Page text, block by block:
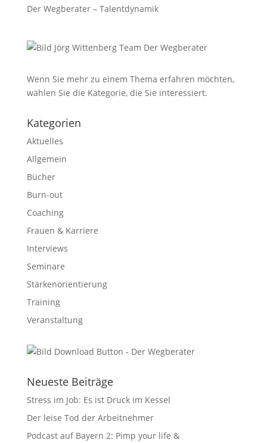
Der Wegberater – Talentdynamik
Wenn Sie mehr zu einem Thema erfahren möchten,
wählen Sie die Kategorie, die Sie interessiert.
Kategorien
Aktuelles
Allgemein
Bücher
Burn-out
Coaching
Frauen & Karriere
Interviews
Seminare
Stärkenorientierung
Training
Veranstaltung
Neueste Beiträge
Stress im Job: Es ist Druck im Kessel
Der leise Tod der Arbeitnehmer
Podcast auf Bayern 2: Pimp your life &